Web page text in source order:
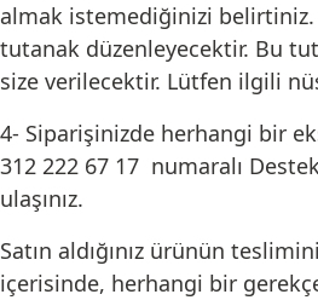
almak istemediğinizi
tutanak düzenleyecektir. Bu
size verilecektir. Lütfen ilgili
4- Siparişinizde herhangi bir
312 222 67 17 numaralı
ulaşınız.
Satın aldığınız ürünün
içerisinde, herhangi bir